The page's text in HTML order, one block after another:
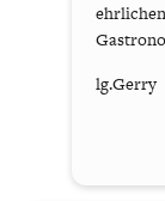
lg.Gerry